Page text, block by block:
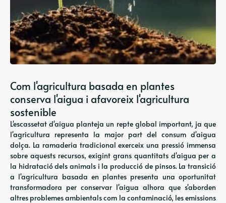
Com l'agricultura basada en plantes
conserva l'aigua i afavoreix l'agricultura
sostenible
L'escassetat d'aigua planteja un repte global important, ja que
l'agricultura representa la major part del consum d'aigua
dolça. La ramaderia tradicional exerceix una pressió immensa
sobre aquests recursos, exigint grans quantitats d'aigua per a
la hidratació dels animals i la producció de pinsos. La transició
a l'agricultura basada en plantes presenta una oportunitat
transformadora per conservar l'aigua alhora que s'aborden
altres problemes ambientals com la contaminació, les emissions